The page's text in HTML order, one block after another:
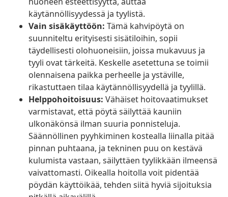
käytännöllisyydessä ja tyylistä.
Vain sisäkäyttöön: Tämä kahvipöytä on
suunniteltu erityisesti sisätiloihin, sopii
täydellisesti olohuoneisiin, joissa mukavuus ja
tyyli ovat tärkeitä. Keskelle asetettuna se toimii
olennaisena paikka perheelle ja ystäville,
rikastuttaen tilaa käytännöllisyydellä ja tyylillä.
Helppohoitoisuus: Vähäiset hoitovaatimukset
varmistavat, että pöytä säilyttää kauniin
ulkonäkönsä ilman suuria ponnisteluja.
Säännöllinen pyyhkiminen kostealla liinalla pitää
pinnan puhtaana, ja tekninen puu on kestävä
kulumista vastaan, säilyttäen tyylikkään ilmeensä
vaivattomasti. Oikealla hoitolla voit pidentää
pöydän käyttöikää, tehden siitä hyviä sijoituksia